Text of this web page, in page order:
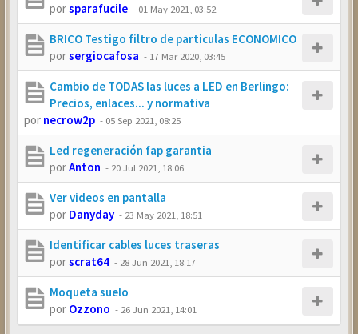
porsparafucile - 01 May 2021, 03:52
BRICO Testigo filtro de particulas ECONOMICO
porsergiocafosa - 17 Mar 2020, 03:45
Cambio de TODAS las luces a LED en Berlingo:
Precios, enlaces... y normativa
por necrow2p - 05 Sep 2021, 08:25
Led regeneración fap garantia
porAnton - 20 Jul 2021, 18:06
Ver videos en pantalla
por Danyday - 23 May 2021, 18:51
Identificar cables luces traseras
porscrat64 - 28 Jun 2021, 18:17
Moqueta suelo
por Ozzono - 26 Jun 2021, 14:01